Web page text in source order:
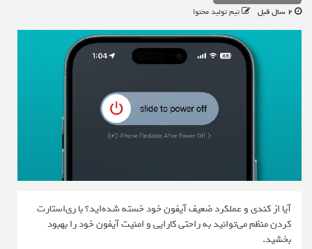
تیم تولید محتوا
آیا از کندی و عملکرد ضعیف آیفون خود خسته شده‌اید؟ با ری‌استارت
کردن منظم می‌توانید به راحتی کارایی و امنیت آیفون خود را بهبود
بخشید.